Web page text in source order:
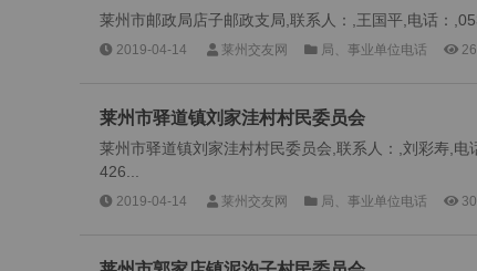
莱州市邮政局店子邮政支局,联系人：,王国平,电话：
2019-04-14 莱州交友网 局、事业单位电话
莱州市驿道镇刘家洼村村民委员会
莱州市驿道镇刘家洼村村民委员会,联系人：,刘彩寿,
426...
2019-04-14 莱州交友网 局、事业单位电话